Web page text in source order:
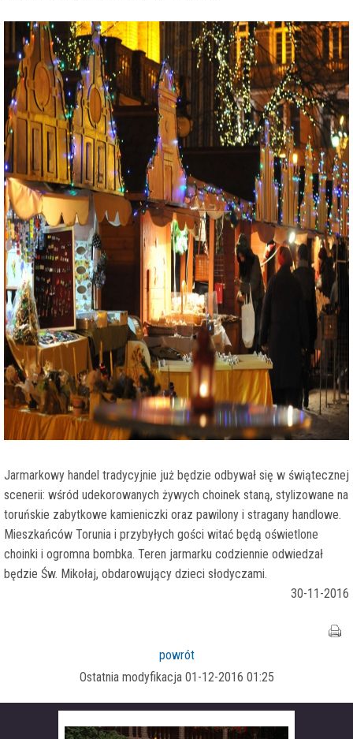
Jarmarkowy handel tradycyjnie już będzie odbywał się w świątecznej
scenerii: wśród udekorowanych żywych choinek staną, stylizowane na
toruńskie zabytkowe kamieniczki oraz pawilony i stragany handlowe.
Mieszkańców Torunia i przybyłych gości witać będą oświetlone
choinki i ogromna bombka. Teren jarmarku codziennie odwiedzał
będzie Św. Mikołaj, obdarowujący dzieci słodyczami.
30-11-2016
powrót
Ostatnia modyfikacja 01-12-2016 01:25